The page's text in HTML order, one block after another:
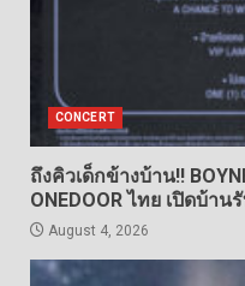
CONCERT
ถึงคิวเด็กข้างบ้าน!!
ONEDOOR ไทย เปิดบ้า
August 4, 2026